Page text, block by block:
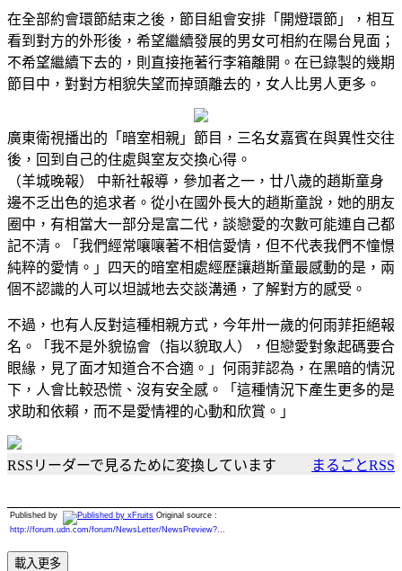
在全部約會環節結束之後，節目組會安排「開燈環節」，相互
看到對方的外形後，希望繼續發展的男女可相約在陽台見面；
不希望繼續下去的，則直接拖著行李箱離開。在已錄製的幾期
節目中，對對方相貌失望而掉頭離去的，女人比男人更多。
廣東衛視播出的「暗室相親」節目，三名女嘉賓在與異性交往
後，回到自己的住處與室友交換心得。
（羊城晚報）
中新社報導，參加者之一，廿八歲的趙斯童身
邊不乏出色的追求者。從小在國外長大的趙斯童說，她的朋友
圈中，有相當大一部分是富二代，談戀愛的次數可能連自己都
記不清。「我們經常嚷嚷著不相信愛情，但不代表我們不憧憬
純粹的愛情。」四天的暗室相處經歷讓趙斯童最感動的是，兩
個不認識的人可以坦誠地去交談溝通，了解對方的感受。
不過，也有人反對這種相親方式，今年卅一歲的何雨菲拒絕報
名。「我不是外貌協會（指以貌取人），但戀愛對象起碼要合
眼緣，見了面才知道合不合適。」何雨菲認為，在黑暗的情況
下，人會比較恐慌、沒有安全感。「這種情況下產生更多的是
求助和依賴，而不是愛情裡的心動和欣賞。」
RSSリーダーで見るために変換しています まるごとRSS
Published by
Original source :
http://forum.udn.com/forum/NewsLetter/NewsPreview?...
載入更多